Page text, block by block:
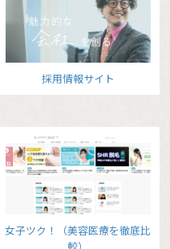
採用情報サイト
女子ツク！（美容医療を徹底比